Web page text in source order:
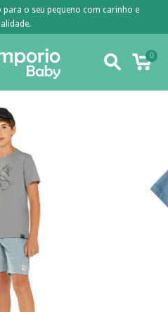
para o seu pequeno com carinho e
0